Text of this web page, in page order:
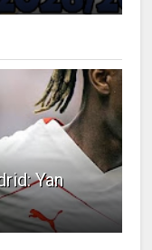
Yan